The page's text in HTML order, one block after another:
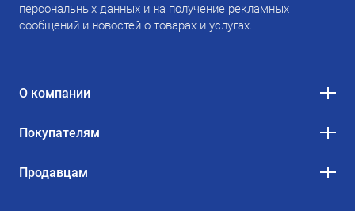
персональных данных и на получение рекламных
сообщений и новостей о товарах и услугах.
О компании
Покупателям
Продавцам